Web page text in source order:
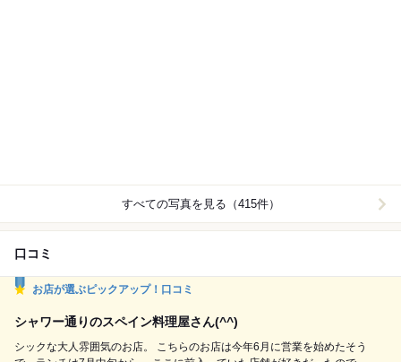
すべての写真を見る（415件）
口コミ
お店が選ぶピックアップ！口コミ
シャワー通りのスペイン料理屋さん(^^)
シックな大人雰囲気のお店。 こちらのお店は今年6月に営業を始めたそう